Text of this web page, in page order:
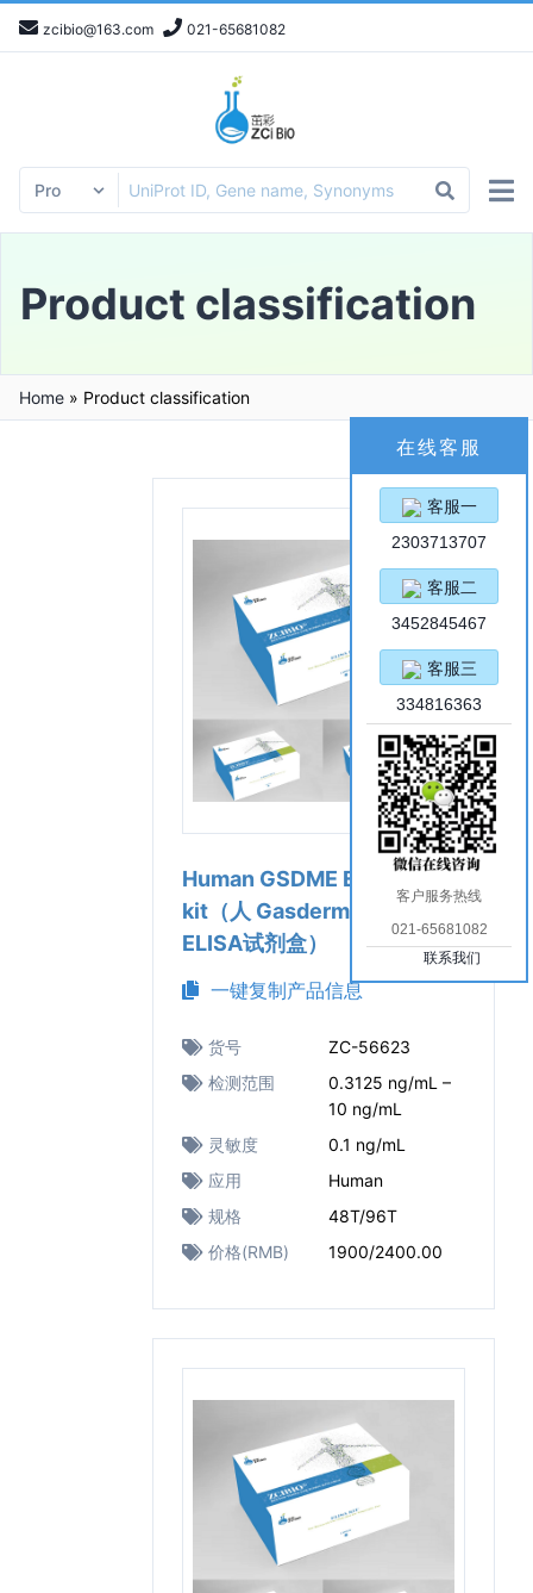
zcibio@163.com 021-65681082
Product classification
Home » Product classification
Human GSDME ELISA
kit（人 Gasdermin E 蛋白
ELISA试剂盒）
一键复制产品信息
货号
ZC-56623
检测范围
0.3125 ng/mL –
10 ng/mL
灵敏度
0.1 ng/mL
应用
Human
规格
48T/96T
价格(RMB)
1900/2400.00
在线客服
客服一
2303713707
客服二
3452845467
客服三
334816363
客户服务热线
021-65681082
联系我们